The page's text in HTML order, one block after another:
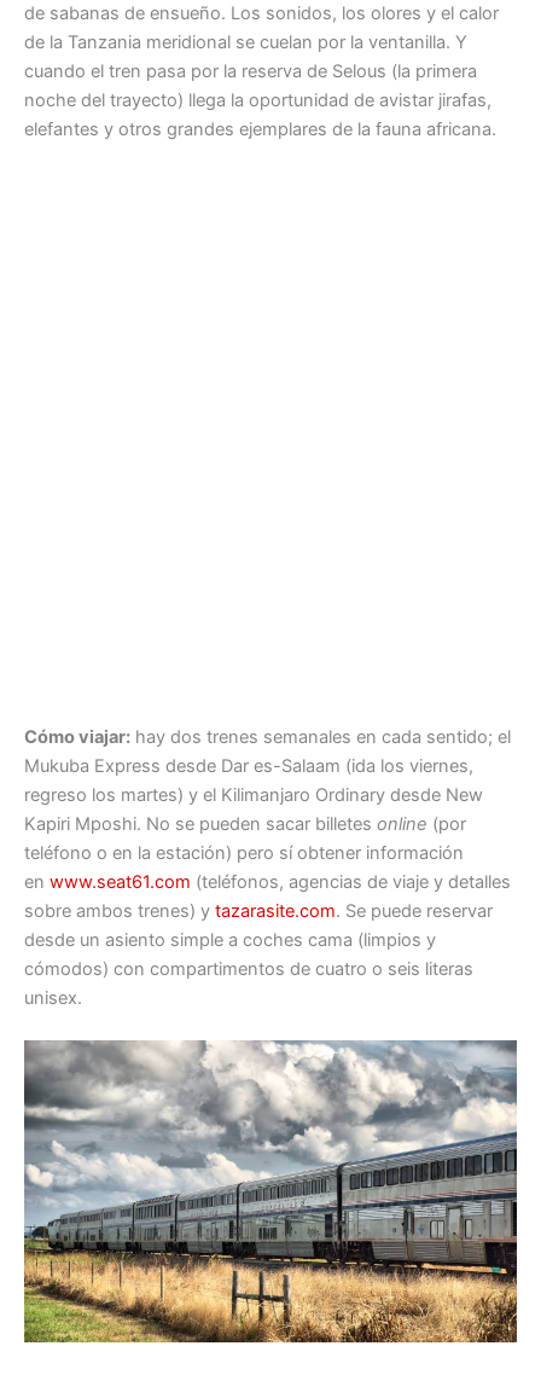
de sabanas de ensueño. Los sonidos, los olores y el calor
de la Tanzania meridional se cuelan por la ventanilla. Y
cuando el tren pasa por la reserva de Selous (la primera
noche del trayecto) llega la oportunidad de avistar jirafas,
elefantes y otros grandes ejemplares de la fauna africana.
Cómo viajar: hay dos trenes semanales en cada sentido; el
Mukuba Express desde Dar es-Salaam (ida los viernes,
regreso los martes) y el Kilimanjaro Ordinary desde New
Kapiri Mposhi. No se pueden sacar billetes online (por
teléfono o en la estación) pero sí obtener información
en www.seat61.com (teléfonos, agencias de viaje y detalles
sobre ambos trenes) y tazarasite.com. Se puede reservar
desde un asiento simple a coches cama (limpios y
cómodos) con compartimentos de cuatro o seis literas
unisex.